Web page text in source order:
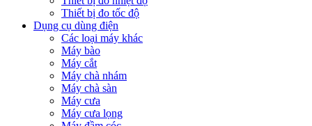
Thiết bị đo tốc độ
Dụng cụ dùng điện
Các loại máy khác
Máy bào
Máy cắt
Máy chà nhám
Máy chà sàn
Máy cưa
Máy cưa lọng